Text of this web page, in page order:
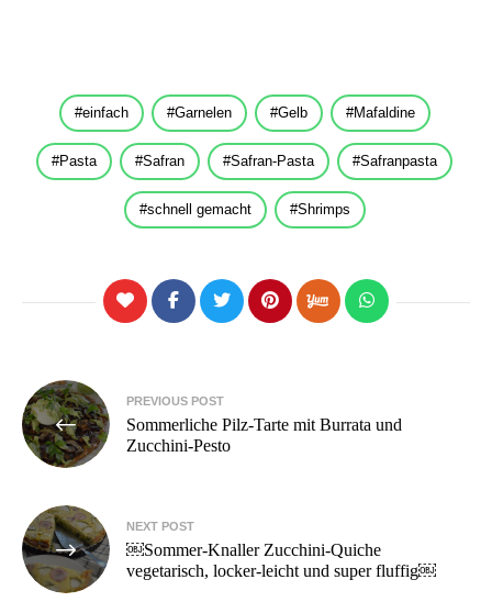
einfach Garnelen Gelb Mafaldine
Pasta Safran Safran-Pasta Safranpasta
schnell gemacht Shrimps
Beitragsnavigation
PREVIOUS POST
Sommerliche Pilz-Tarte mit Burrata und
Zucchini-Pesto
NEXT POST
￼Sommer-Knaller Zucchini-Quiche
vegetarisch, locker-leicht und super fluffig￼